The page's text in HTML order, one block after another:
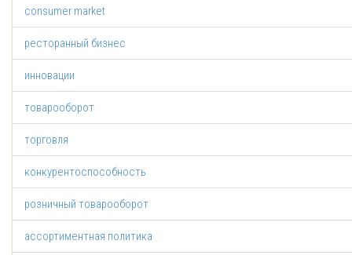
consumer market
ресторанный бизнес
инновации
товарооборот
торговля
конкурентоспособность
розничный товарооборот
ассортиментная политика